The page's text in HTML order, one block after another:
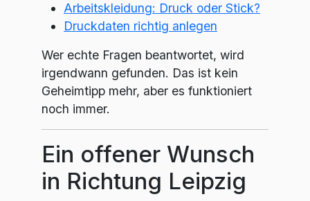
Arbeitskleidung: Druck oder Stick?
Druckdaten richtig anlegen
Wer echte Fragen beantwortet, wird
irgendwann gefunden. Das ist kein
Geheimtipp mehr, aber es funktioniert
noch immer.
Ein offener Wunsch
in Richtung Leipzig